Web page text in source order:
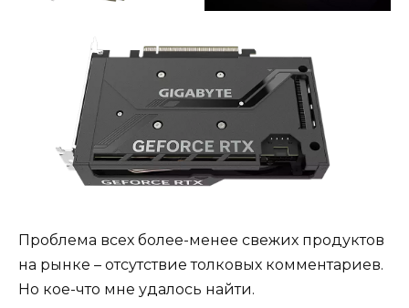
Проблема всех более-менее свежих продуктов
на рынке – отсутствие толковых комментариев.
Но кое-что мне удалось найти.